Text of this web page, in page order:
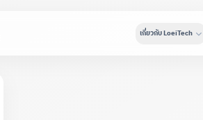
เกี่ยวกับ LoeiTech